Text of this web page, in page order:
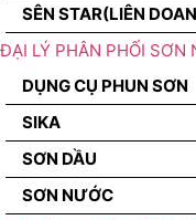
SÊN STAR(LIÊN
ĐẠI LÝ PHÂN PHỐI
DỤNG CỤ PHUN SƠN
SIKA
SƠN DẦU
SƠN NƯỚC